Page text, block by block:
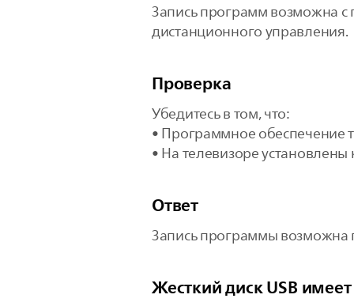
Запись программ возможна
дистанционного управления.
Проверка
Убедитесь в том, что:
• Программное обеспечение
• На телевизоре
Ответ
Запись программы возможна
Жесткий диск USB